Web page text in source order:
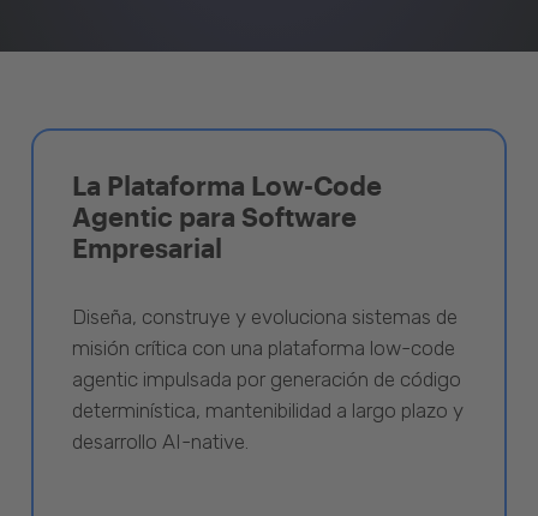
La Plataforma Low-Code
Agentic para Software
Empresarial
Diseña, construye y evoluciona sistemas de
misión crítica con una plataforma low-code
agentic impulsada por generación de código
determinística, mantenibilidad a largo plazo y
desarrollo AI-native.